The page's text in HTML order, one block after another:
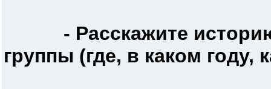
- Расскажите
группы (где, в каком году,